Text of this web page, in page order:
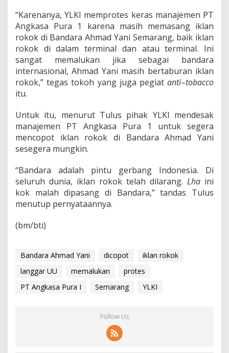
Y
a
n
i
D
i
m
i
D
i
c
t
“Karenanya, YLKI memprotes keras manajemen PT
Angkasa Pura 1 karena masih memasang iklan
rokok di Bandara Ahmad Yani Semarang, baik iklan
rokok di dalam terminal dan atau terminal. Ini
sangat memalukan jika sebagai bandara
internasional, Ahmad Yani masih bertaburan iklan
rokok,” tegas tokoh yang juga pegiat anti–tobacco
itu.
Untuk itu, menurut Tulus pihak YLKI mendesak
manajemen PT Angkasa Pura 1 untuk segera
mencopot iklan rokok di Bandara Ahmad Yani
sesegera mungkin.
“Bandara adalah pintu gerbang Indonesia. Di
seluruh dunia, iklan rokok telah dilarang. Lha ini
kok malah dipasang di Bandara,” tandas Tulus
menutup pernyataannya.
(bm/bti)
Bandara Ahmad Yani dicopot
iklan rokok
langgar UU
memalukan
protes
PT Angkasa Pura I
Semarang YLKI
Follow Us